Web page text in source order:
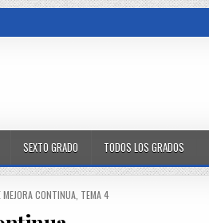
SEXTO GRADO TODOS LOS GRADOS
MEJORA CONTINUA TEMA 4